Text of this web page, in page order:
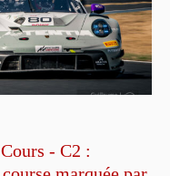
- C2 :